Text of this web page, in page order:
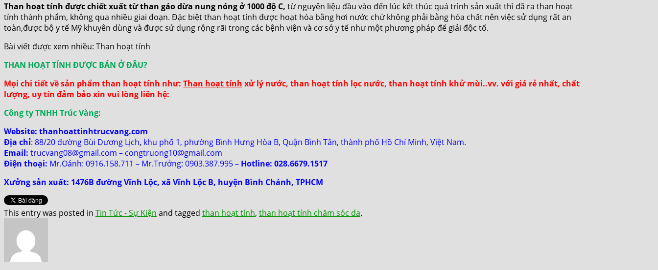
Than hoạt tính được chiết xuất từ than gáo dừa nung nóng ở 1000 độ C, từ nguyên liệu đầu vào đến lúc kết thúc quá trình sản xuất thì đã ra than hoạt
tính thành phẩm, không qua nhiều giai đoạn. Đặc biệt than hoạt tính được hoạt hóa bằng hơi nước chứ không phải bằng hóa chất nên việc sử dụng rất an
toàn,được bộ y tế Mỹ khuyên dùng và được sử dụng rộng rãi trong các bệnh viện và cơ sở y tế như một phương pháp để giải độc tố.
Bài viết được xem nhiều: Than hoạt tính
THAN HOẠT TÍNH ĐƯỢC BÁN Ở ĐÂU?
Mọi chi tiết về sản phẩm than hoạt tính như: Than hoạt tính xử lý nước, than hoạt tính lọc nước, than hoạt tính khử mùi..vv. với giá rẻ nhất, chất
lượng, uy tín đảm bảo xin vui lòng liên hệ:
Công ty TNHH Trúc Vàng:
Website: thanhoattinhtrucvang.com
Địa chỉ: 88/20 đường Bùi Dương Lịch, khu phố 1, phường Bình Hưng Hòa B, Quận Bình Tân, thành phố Hồ Chí Minh, Việt Nam.
Email: trucvang08@gmail.com – congtruong10@gmail.com
Điện thoại: Mr.Oánh: 0916.158.711 – Mr.Trưởng: 0903.387.995 – Hotline: 028.6679.1517
Xưởng sản xuất: 1476B đường Vĩnh Lộc, xã Vĩnh Lộc B, huyện Bình Chánh, TPHCM
This entry was posted in Tin Tức - Sự Kiện and tagged than hoạt tính, than hoạt tính chăm sóc da.